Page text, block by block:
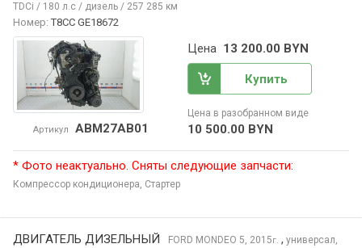
TDCi / 180 л.с / дизель / 257 285 км
Номер: T8CC GE18672
Артикул ABM27AB01
Цена 13 200.00 BYN
Купить
Цена в разобранном виде
10 500.00 BYN
* Фото неактуально. Сняты следующие запчасти:
Компрессор кондиционера, Стартер
ДВИГАТЕЛЬ ДИЗЕЛЬНЫЙ FORD MONDEO 5, 2015г. , универсал,